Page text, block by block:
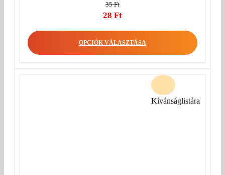
35Ft
Original
was:
28 Ft
price
OPCIÓK VÁLASZTÁSA
Kívánságlistára